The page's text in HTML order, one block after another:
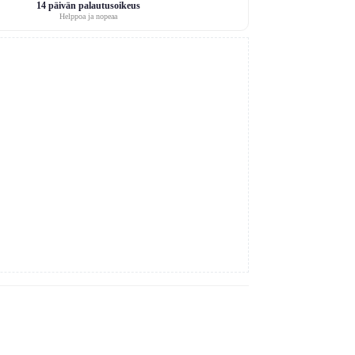
14 päivän palautusoikeus
Helppoa ja nopeaa